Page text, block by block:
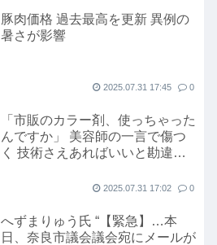
豚肉価格 過去最高を更新 異例の
暑さが影響
2025.07.31 17:45 0
「市販のカラー剤、使っちゃった
んですか」 美容師の一言で傷つ
く 技術さえあればいいと勘違い
2025.07.31 17:02 0
へずまりゅう氏 “【緊急】…本
日、奈良市議会議会宛にメールが